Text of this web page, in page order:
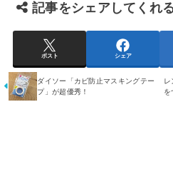
記事をシェアしてくれ
ポスト シェア
ダイソー「カビ防止マスキングテー
プ」が超優秀！
レ
を